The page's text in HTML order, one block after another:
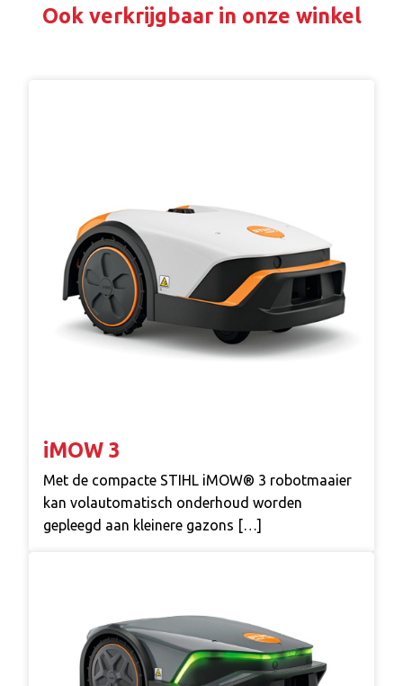
Ook verkrijgbaar in onze winkel
iMOW 3
Met de compacte STIHL iMOW® 3 robotmaaier
kan volautomatisch onderhoud worden
gepleegd aan kleinere gazons […]